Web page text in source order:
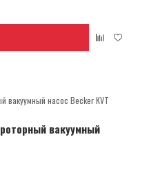
вакуумный